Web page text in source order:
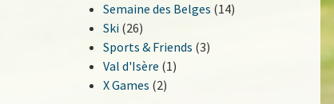
Semaine des Belges (14)
Ski(26)
Sports & Friends (3)
Val d'Isère (1)
X Games (2)